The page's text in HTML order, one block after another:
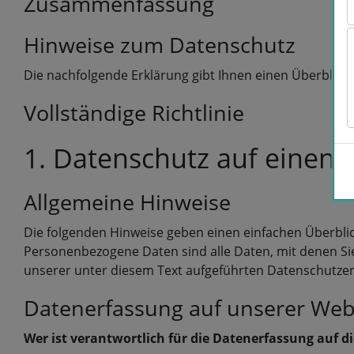
Hinweise zum Datenschutz
Die nachfolgende Erklärung gibt Ihnen einen
Vollständige Richtlinie
1. Datenschutz auf einen
Allgemeine Hinweise
Die folgenden Hinweise geben einen einfachen
Personenbezogene Daten sind alle Daten, mit denen
unserer unter diesem Text aufgeführten
Datenerfassung auf unserer
Wer ist verantwortlich für die Datenerfassung auf